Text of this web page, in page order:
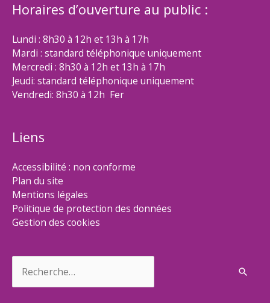
Horaires d’ouverture au public :
Lundi : 8h30 à 12h et 13h à 17h
Mardi : standard téléphonique uniquement
Mercredi : 8h30 à 12h et 13h à 17h
Jeudi: standard téléphonique uniquement
Vendredi: 8h30 à 12h Fer
Liens
Accessibilité : non conforme
Plan du site
Mentions légales
Politique de protection des données
Gestion des cookies